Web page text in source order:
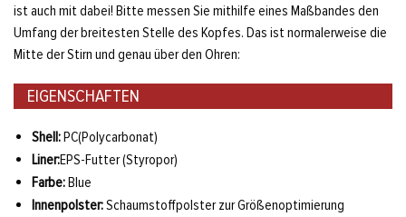
ist auch mit dabei! Bitte messen Sie mithilfe eines Maßbandes den
Umfang der breitesten Stelle des Kopfes. Das ist normalerweise die
Mitte der Stirn und genau über den Ohren:
EIGENSCHAFTEN
Shell:PC(Polycarbonat)
Liner:EPS-Futter (Styropor)
Farbe:Blue
Innenpolster:Schaumstoffpolster zur Größenoptimierung